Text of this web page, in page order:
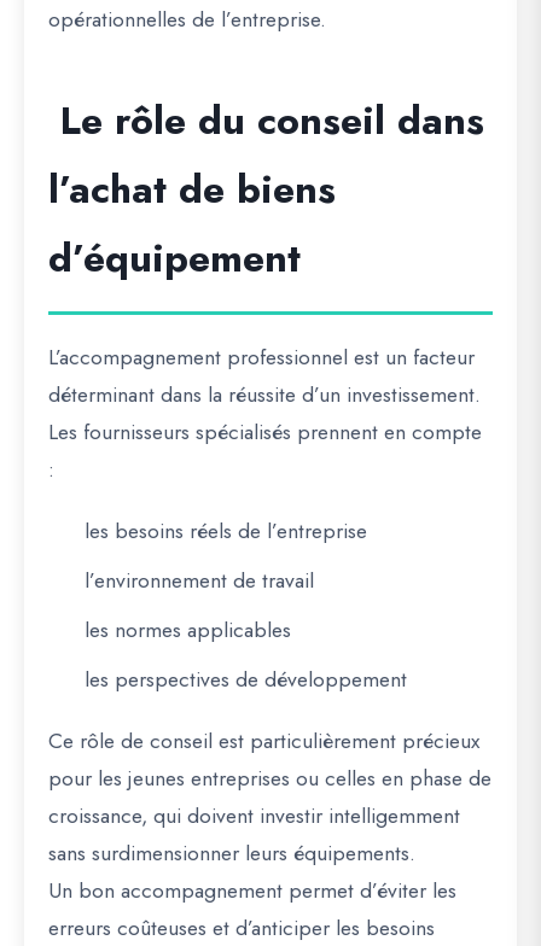
opérationnelles de l’entreprise.
Le rôle du conseil dans
l’achat de biens
d’équipement
L’accompagnement professionnel est un facteur
déterminant dans la réussite d’un investissement.
Les fournisseurs spécialisés prennent en compte
:
les besoins réels de l’entreprise
l’environnement de travail
les normes applicables
les perspectives de développement
Ce rôle de conseil est particulièrement précieux
pour les jeunes entreprises ou celles en phase de
croissance, qui doivent investir intelligemment
sans surdimensionner leurs équipements.
Un bon accompagnement permet d’éviter les
erreurs coûteuses et d’anticiper les besoins